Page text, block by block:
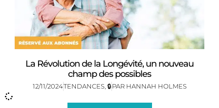
La Révolution de la Longévité, un nouveau
champ des possibles
12/11/2024TENDANCES, 🔒PAR HANNAH HOLMES